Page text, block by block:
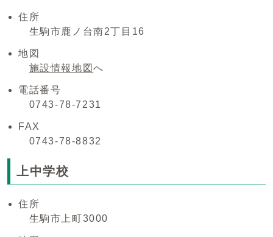
住所
生駒市鹿ノ台南2丁目16
地図
施設情報地図へ
電話番号
0743-78-7231
FAX
0743-78-8832
上中学校
住所
生駒市上町3000